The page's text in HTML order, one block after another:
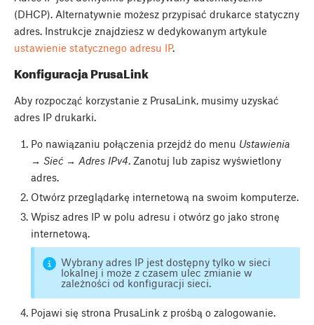
(DHCP). Alternatywnie możesz przypisać drukarce statyczny
adres. Instrukcje znajdziesz w dedykowanym artykule
ustawienie statycznego adresu IP.
Konfiguracja PrusaLink
Aby rozpocząć korzystanie z PrusaLink, musimy uzyskać
adres IP drukarki.
Po nawiązaniu połączenia przejdź do menu Ustawienia
→ Sieć → Adres IPv4. Zanotuj lub zapisz wyświetlony
adres.
Otwórz przeglądarkę internetową na swoim komputerze.
Wpisz adres IP w polu adresu i otwórz go jako stronę
internetową.
Wybrany adres IP jest dostępny tylko w sieci
lokalnej i może z czasem ulec zmianie w
zależności od konfiguracji sieci.
Pojawi się strona PrusaLink z prośbą o zalogowanie.